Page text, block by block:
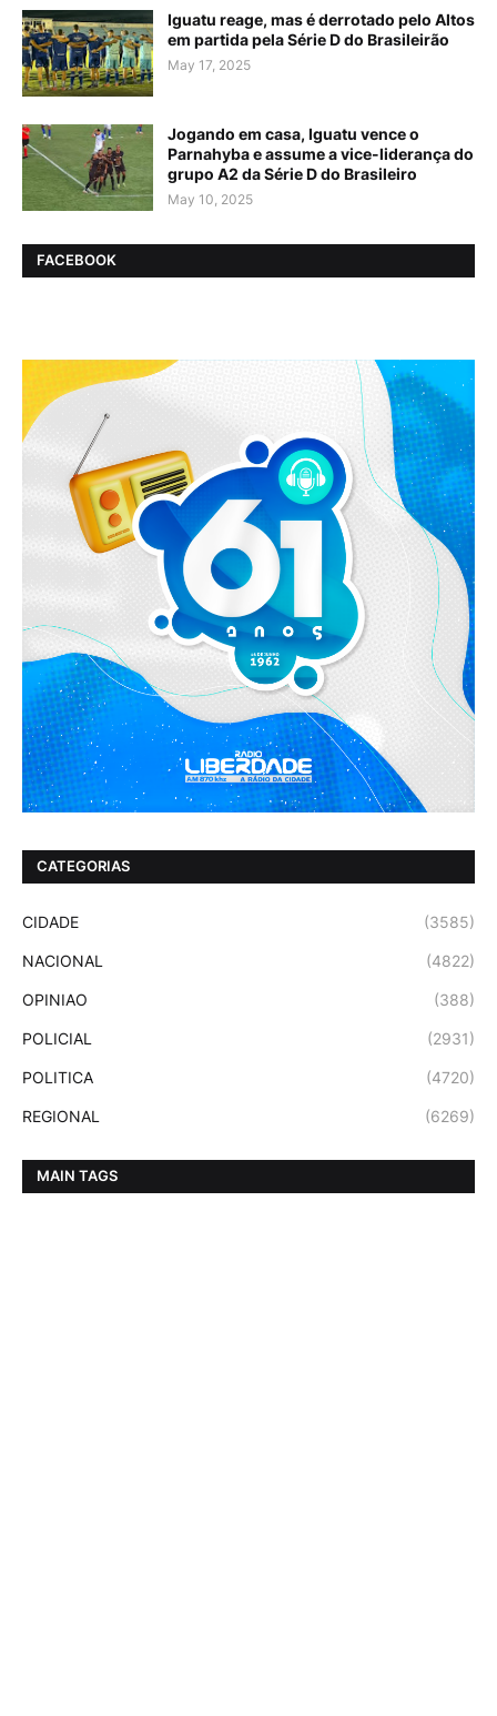
Iguatu reage, mas é derrotado pelo Altos
em partida pela Série D do Brasileirão
May 17, 2025
Jogando em casa, Iguatu vence o
Parnahyba e assume a vice-liderança do
grupo A2 da Série D do Brasileiro
May 10, 2025
FACEBOOK
CATEGORIAS
CIDADE (3585)
NACIONAL (4822)
OPINIAO (388)
POLICIAL (2931)
POLITICA (4720)
REGIONAL (6269)
MAIN TAGS